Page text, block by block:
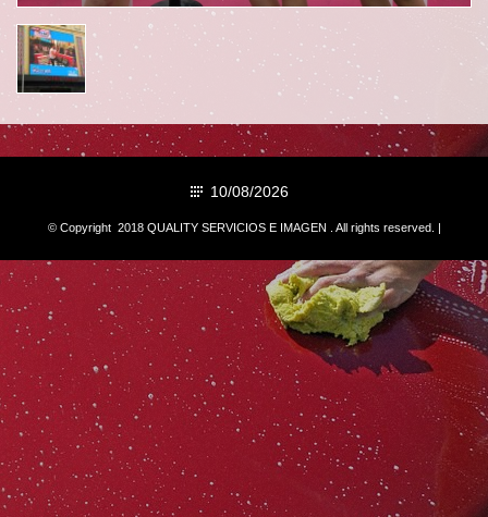
10/08/2026
© Copyright 2018 QUALITY SERVICIOS E IMAGEN . All rights reserved. |